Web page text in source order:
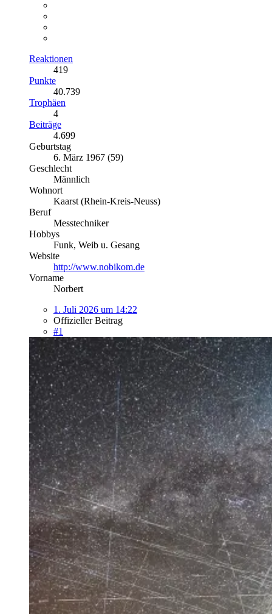
Reaktionen
419
Punkte
40.739
Trophäen
4
Beiträge
4.699
Geburtstag
6. März 1967 (59)
Geschlecht
Männlich
Wohnort
Kaarst (Rhein-Kreis-Neuss)
Beruf
Messtechniker
Hobbys
Funk, Weib u. Gesang
Website
http://www.nobikom.de
Vorname
Norbert
1. Juli 2026 um 14:22
Offizieller Beitrag
#1